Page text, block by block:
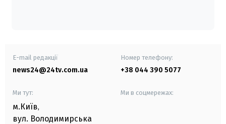
E-mail редакції
news24@24tv.com.ua
Номер телефону:
+38 044 390 5077
Ми тут:
м.Київ,
вул. Володимирська
Ми в соцмережах: